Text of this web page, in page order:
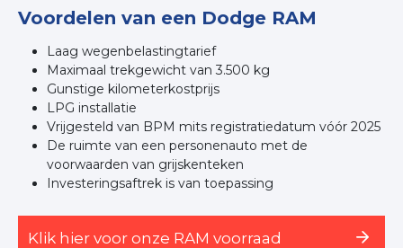
Voordelen van een Dodge RAM
Laag wegenbelastingtarief
Maximaal trekgewicht van 3.500 kg
Gunstige kilometerkostprijs
LPG installatie
Vrijgesteld van BPM mits registratiedatum vóór 2025
De ruimte van een personenauto met de
voorwaarden van grijskenteken
Investeringsaftrek is van toepassing
Klik hier voor onze RAM voorraad